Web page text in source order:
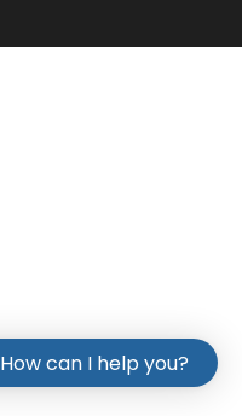
How can I help you?